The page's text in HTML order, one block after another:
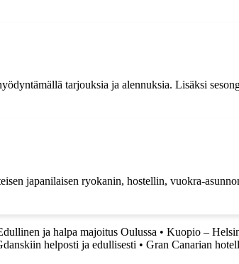
tarjouksia ja alennuksia. Lisäksi
japanilaisen ryokanin, hostellin, vuokra-
ja halpa majoitus Oulussa • Kuopio –
helposti ja edullisesti • Gran Canarian